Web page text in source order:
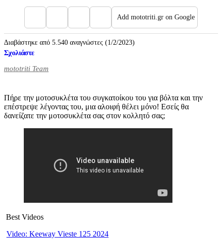
Add mototriti.gr on Google
Διαβάστηκε από 5.540 αναγνώστες (1/2/2023)
Σχολιάστε
mototriti Team
Πήρε την μοτοσυκλέτα του συγκατοίκου του για βόλτα και την
επέστρεψε λέγοντας του, μια αλοιφή θέλει μόνο! Εσείς θα
δανείζατε την μοτοσυκλέτα σας στον κολλητό σας;
Best Videos
Video: Keeway Vieste 125 2024